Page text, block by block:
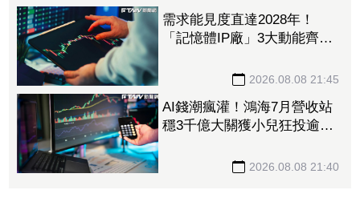
需求能見度直達2028年！
「記憶體IP廠」3大動能齊
2026.08.08 21:45
AI錢潮瘋灌！鴻海7月營收站
穩3千億大關獲小兒狂投逾7
收首跨9千億、法說前夕吸買
2026.08.08 21:40